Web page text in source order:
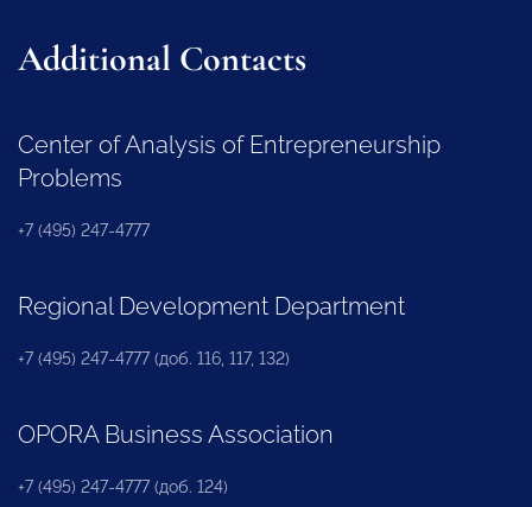
Additional Contacts
Center of Analysis of Entrepreneurship
Problems
+7 (495) 247-4777
Regional Development Department
+7 (495) 247-4777 (доб. 116, 117, 132)
OPORA Business Association
+7 (495) 247-4777 (доб. 124)